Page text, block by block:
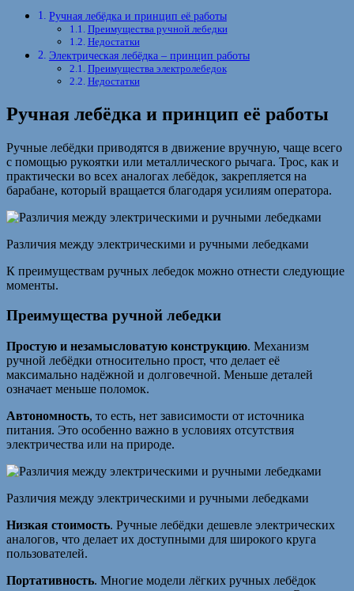
Ручная лебёдка и принцип её работы
Преимущества ручной лебедки
Недостатки
Электрическая лебёдка – принцип работы
Преимущества электролебедок
Недостатки
Ручная лебёдка и принцип её работы
Ручные лебёдки приводятся в движение вручную, чаще всего
с помощью рукоятки или металлического рычага. Трос, как и
практически во всех аналогах лебёдок, закрепляется на
барабане, который вращается благодаря усилиям оператора.
Различия между электрическими и ручными лебедками
К преимуществам ручных лебедок можно отнести следующие
моменты.
Преимущества ручной лебедки
Простую и незамысловатую конструкцию. Механизм
ручной лебёдки относительно прост, что делает её
максимально надёжной и долговечной. Меньше деталей
означает меньше поломок.
Автономность, то есть, нет зависимости от источника
питания. Это особенно важно в условиях отсутствия
электричества или на природе.
Различия между электрическими и ручными лебедками
Низкая стоимость. Ручные лебёдки дешевле электрических
аналогов, что делает их доступными для широкого круга
пользователей.
Портативность. Многие модели лёгких ручных лебёдок